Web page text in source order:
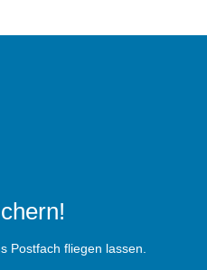
Postfach fliegen lassen.